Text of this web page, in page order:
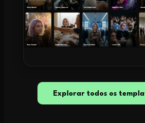
Explorar todos os